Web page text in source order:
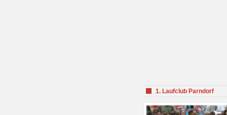
1. Laufclub Parndorf